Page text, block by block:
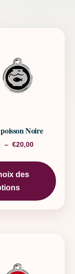
à €20,00
variations.
Noire
– €20,00Plage de
des